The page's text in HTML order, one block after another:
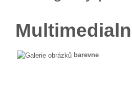
barevne